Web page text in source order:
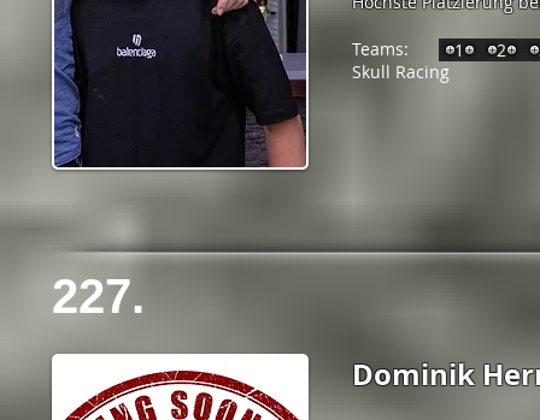
1 2
Teams:
Skull Racing
227.
Dominik